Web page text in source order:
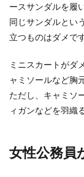
ースサンダルを履
同じサンダルとい
立つものはダメで
ミニスカートがダ
ャミソールなど胸
ただし、キャミソ
ィガンなどを羽織
女性公務員